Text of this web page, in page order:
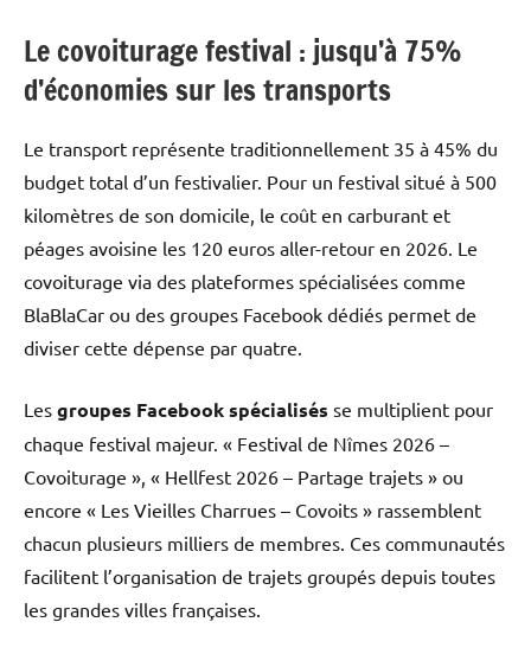
Le covoiturage festival : jusqu’à 75%
d’économies sur les transports
Le transport représente traditionnellement 35 à 45% du
budget total d’un festivalier. Pour un festival situé à 500
kilomètres de son domicile, le coût en carburant et
péages avoisine les 120 euros aller-retour en 2026. Le
covoiturage via des plateformes spécialisées comme
BlaBlaCar ou des groupes Facebook dédiés permet de
diviser cette dépense par quatre.
Les groupes Facebook spécialisés se multiplient pour
chaque festival majeur. « Festival de Nîmes 2026 –
Covoiturage », « Hellfest 2026 – Partage trajets » ou
encore « Les Vieilles Charrues – Covoits » rassemblent
chacun plusieurs milliers de membres. Ces communautés
facilitent l’organisation de trajets groupés depuis toutes
les grandes villes françaises.